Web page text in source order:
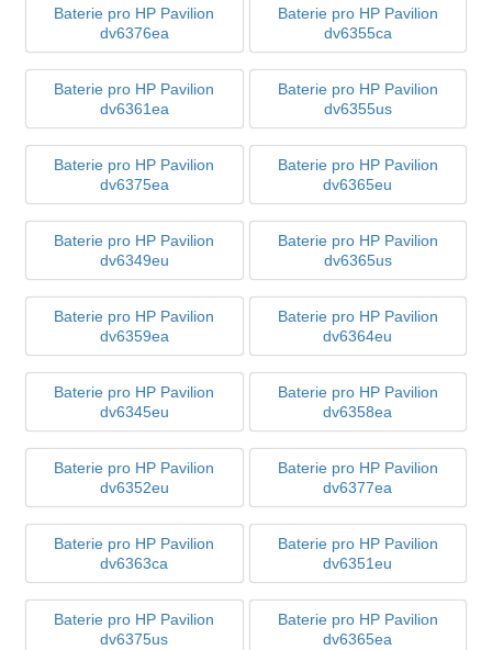
Baterie pro HP Pavilion
dv6376ea
Baterie pro HP Pavilion
dv6355ca
Baterie pro HP Pavilion
dv6361ea
Baterie pro HP Pavilion
dv6355us
Baterie pro HP Pavilion
dv6375ea
Baterie pro HP Pavilion
dv6365eu
Baterie pro HP Pavilion
dv6349eu
Baterie pro HP Pavilion
dv6365us
Baterie pro HP Pavilion
dv6359ea
Baterie pro HP Pavilion
dv6364eu
Baterie pro HP Pavilion
dv6345eu
Baterie pro HP Pavilion
dv6358ea
Baterie pro HP Pavilion
dv6352eu
Baterie pro HP Pavilion
dv6377ea
Baterie pro HP Pavilion
dv6363ca
Baterie pro HP Pavilion
dv6351eu
Baterie pro HP Pavilion
dv6375us
Baterie pro HP Pavilion
dv6365ea